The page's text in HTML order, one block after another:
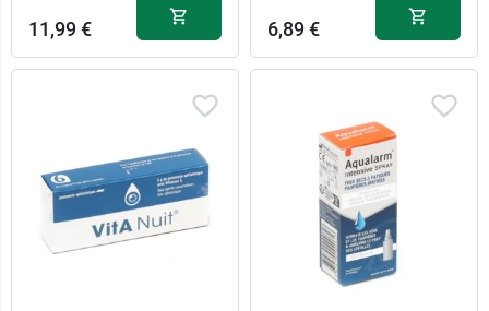
11,99 € 6,89 €